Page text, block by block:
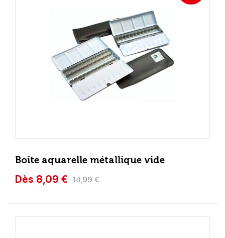
Boîte aquarelle métallique vide
Dès 8,09 € 14,99 €